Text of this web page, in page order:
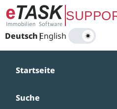
Zum Hauptinhalt springen
Deutsch|
English
Startseite
Suche